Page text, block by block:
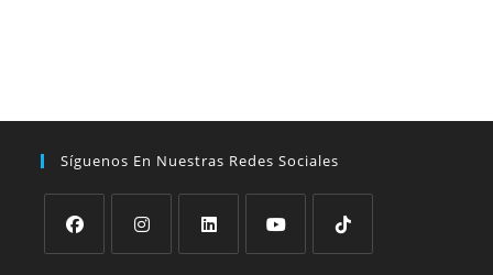
Síguenos En Nuestras Redes Sociales